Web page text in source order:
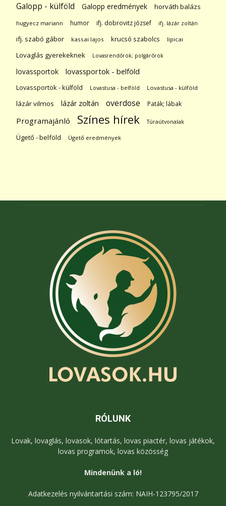
Galopp - külföld Galopp eredmények horváth balázs
hugyecz mariann humor ifj. dobrovitz józsef ifj. lázár zoltán
ifj. szabó gábor kassai lajos krucsó szabolcs lipicai
Lovaglás gyerekeknek Lovasrendőrök; polgárőrök
lovassportok lovassportok - belföld
Lovassportok - külföld Lovastusa - belföld Lovastusa - külföld
lázár vilmos lázár zoltán overdose Paták; lábak
Programajánló Színes hírek Túraútvonalak
Ügető - belföld Ügető eredmények
RÓLUNK
Lovak, lovaglás, lovasok, lótartás, lovas piactér, lovas játékok,
lovas programok, lovas közösség
Mindenünk a ló!
Adatkezelés nyilvántartási szám: NAIH-123795/2017